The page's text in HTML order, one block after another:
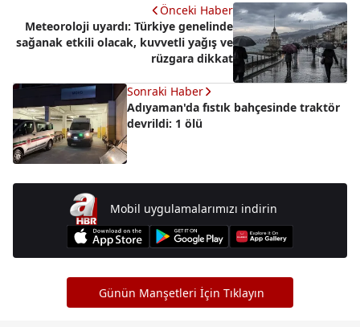
Önceki Haber
Meteoroloji uyardı: Türkiye genelinde
sağanak etkili olacak, kuvvetli yağış ve
rüzgara dikkat
Sonraki Haber
Adıyaman'da fıstık bahçesinde traktör
devrildi: 1 ölü
Mobil uygulamalarımızı indirin
Günün Manşetleri İçin Tıklayın